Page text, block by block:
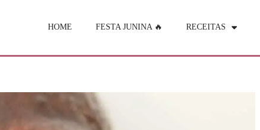
HOME FESTA JUNINA 🔥 RECEITAS